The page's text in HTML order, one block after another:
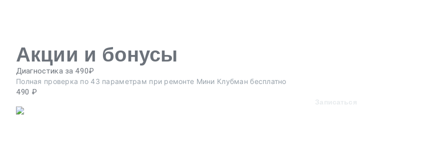
Акции и бонусы
Диагностика за 490₽
Полная проверка по 43 параметрам при ремонте Мини Клубман бесплатно
490 ₽
Записаться